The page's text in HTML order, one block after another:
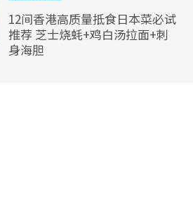
12间香港高质量抵食日本菜必试
推荐 芝士烧蚝+鸡白汤拉面+刺
身海胆